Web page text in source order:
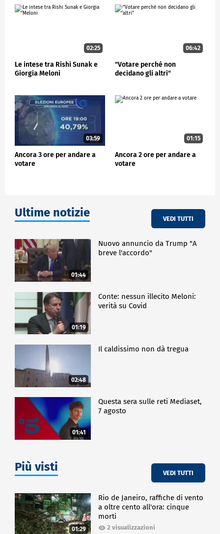
raggiunga quella che definisce una "super
02:25
Le intese tra Rishi Sunak e
Giorgia Meloni
06:42
"Votare perché non
decidano gli altri"
03:59
Ancora 3 ore per andare a
votare
01:15
Ancora 2 ore per andare a
votare
Ultime notizie VEDI TUTTI
01:44
Nuovo annuncio da Trump "A
breve l'accordo"
01:19
Conte: nessun illecito Meloni:
verità su Covid
02:48
Il caldissimo non dà tregua
01:41
Questa sera sulle reti Mediaset,
7 agosto
Più visti VEDI TUTTI
01:29
Rio de Janeiro, raffiche di vento
a oltre cento all'ora: cinque
morti
2 visualizzazioni